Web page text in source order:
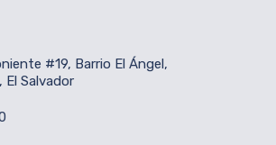
#19, Barrio El Ángel,
Salvador